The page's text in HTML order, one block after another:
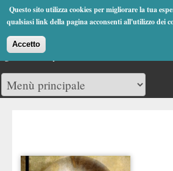
Questo sito utilizza cookies per migliorare la tua
qualsiasi link della pagina acconsenti all'utilizzo dei
Accetto
Jump to Navigation